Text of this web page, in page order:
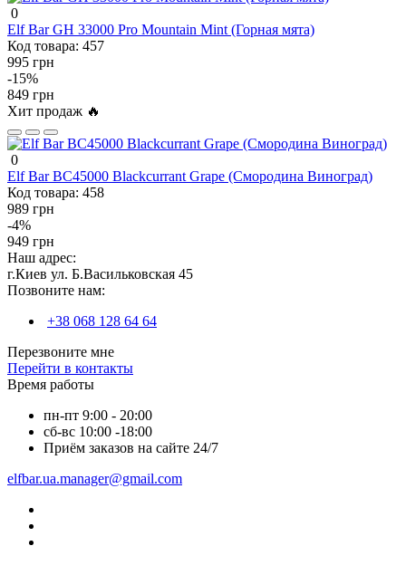
0
Elf Bar GH 33000 Pro Mountain Mint (Горная мята)
Код товара: 457
995 грн
-15%
849 грн
Хит продаж 🔥
0
Elf Bar BC45000 Blackcurrant Grape (Смородина Виноград)
Код товара: 458
989 грн
-4%
949 грн
Наш адрес:
г.Киев ул. Б.Васильковская 45
Позвоните нам:
+38 068 128 64 64
Перезвоните мне
Перейти в контакты
Время работы
пн-пт 9:00 - 20:00
сб-вс 10:00 -18:00
Приём заказов на сайте 24/7
elfbar.ua.manager@gmail.com